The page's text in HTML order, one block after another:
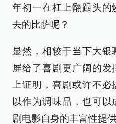
年初一在杠上翻跟头的
去的比萨呢？
显然，相较于当下大
屏给了喜剧更广阔的发
上证明，喜剧或许不
以作为调味品，也可
剧电影自身的丰富性提